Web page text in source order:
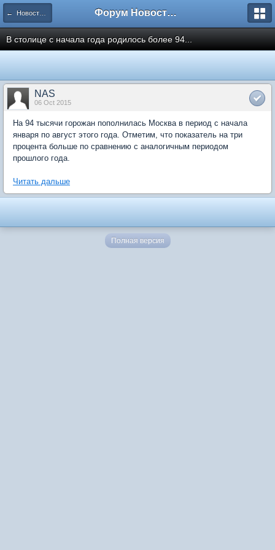
← Новости рынка недвижимости Форум Новостройки
В столице с начала года родилось более 94...
NAS
06 Oct 2015
На 94 тысячи горожан пополнилась Москва в период с начала
января по август этого года. Отметим, что показатель на три
процента больше по сравнению с аналогичным периодом
прошлого года.
Читать дальше
Полная версия